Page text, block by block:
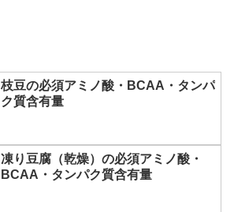
枝豆の必須アミノ酸・BCAA・タンパ
ク質含有量
凍り豆腐（乾燥）の必須アミノ酸・
BCAA・タンパク質含有量